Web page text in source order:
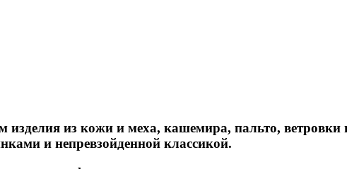
изделия из кожи и меха, кашемира, пальто,
и непревзойденной классикой.